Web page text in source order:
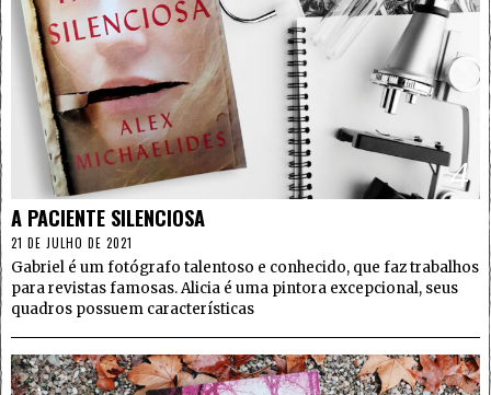
4
A PACIENTE SILENCIOSA
21 DE JULHO DE 2021
Gabriel é um fotógrafo talentoso e conhecido, que faz trabalhos
para revistas famosas. Alicia é uma pintora excepcional, seus
quadros possuem características